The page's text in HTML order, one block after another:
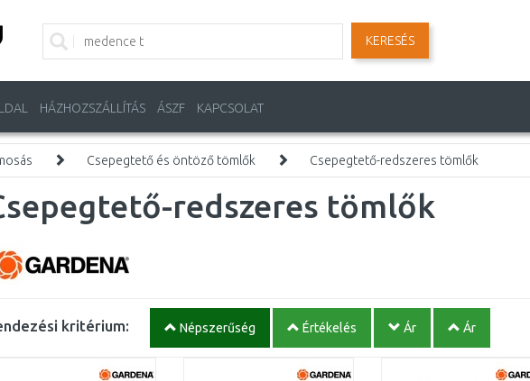
KERESÉS
HÁZHOZSZÁLLÍTÁS ÁSZF KAPCSOLAT
Csepegtető és öntöző tömlők Csepegtető-redszeres tömlők
redszeres tömlők
kritérium: Népszerűség Értékelés Ár Ár